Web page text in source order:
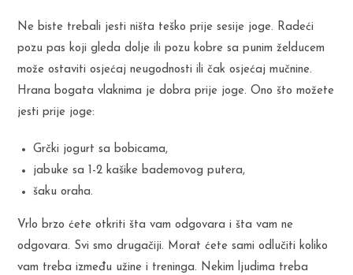
Ne biste trebali jesti ništa teško prije sesije joge. Radeći
pozu pas koji gleda dolje ili pozu kobre sa punim želducem
može ostaviti osjećaj neugodnosti ili čak osjećaj mučnine.
Hrana bogata vlaknima je dobra prije joge. Ono što možete
jesti prije joge:
Grčki jogurt sa bobicama,
jabuke sa 1-2 kašike bademovog putera,
šaku oraha.
Vrlo brzo ćete otkriti šta vam odgovara i šta vam ne
odgovara. Svi smo drugačiji. Morat ćete sami odlučiti koliko
vam treba između užine i treninga. Nekim ljudima treba